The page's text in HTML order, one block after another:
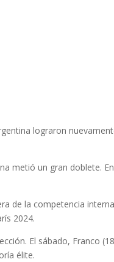
lograron
metió un gran doblete.
de la competencia
2024.
El sábado, Franco
élite.